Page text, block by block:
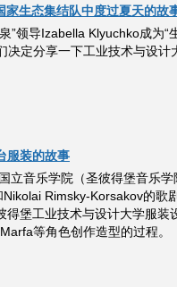
家生态集结队中度过夏天的故
领导Izabella Klyuchko成为
定分享一下工业技术与设
服装的故事
音乐学院（圣彼得堡音乐
Rimsky-Korsakov的歌
堡工业技术与设计大学服装
等角色创作造型的过程。